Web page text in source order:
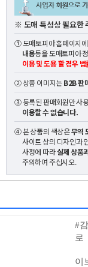
※ 도매 특성상 필요한
① 도매토피아 홈페이지
내용등을 도매토피아
이용 및 도용 할 경우
② 상품 이미지는B2B 판
③ 등록된 판매회원만 사
이용할 수 없습니다.
④ 본 상품의 색상은무역
사이트 상의 디자인과
사정에 따라실제 상품
주의하여 주십시오.
#
로
이